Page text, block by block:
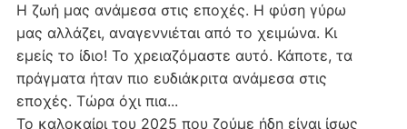
Η ζωή μας ανάμεσα στις εποχές. Η φύση γύρω
μας αλλάζει, αναγεννιέται από το χειμώνα. Κι
εμείς το ίδιο! Το χρειαζόμαστε αυτό. Κάποτε, τα
πράγματα ήταν πιο ευδιάκριτα ανάμεσα στις
εποχές. Τώρα όχι πια...
Το καλοκαίρι του 2025 που ζούμε ήδη είναι ίσως